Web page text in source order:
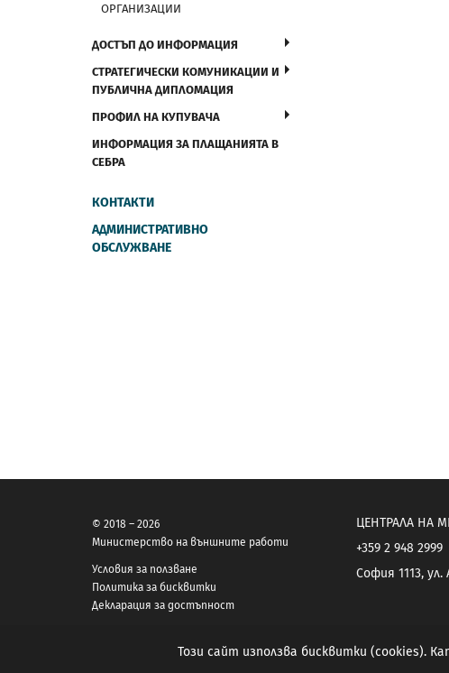
ОРГАНИЗАЦИИ
ДОСТЪП ДО ИНФОРМАЦИЯ
СТРАТЕГИЧЕСКИ КОМУНИКАЦИИ И
ПУБЛИЧНА ДИПЛОМАЦИЯ
ПРОФИЛ НА КУПУВАЧА
ИНФОРМАЦИЯ ЗА ПЛАЩАНИЯТА В
СЕБРА
КОНТАКТИ
АДМИНИСТРАТИВНО
ОБСЛУЖВАНЕ
© 2018 – 2026
Министерство на външните работи
Условия за ползване
Политика за бисквитки
Декларация за достъпност
ЦЕНТРАЛА НА
+359 2 948 2999
София 1113,
Този сайт използва бисквитки (cookies).